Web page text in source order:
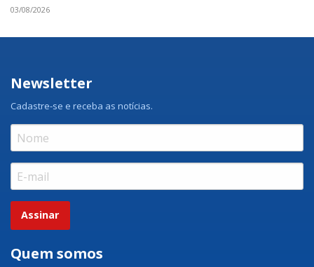
03/08/2026
Newsletter
Cadastre-se e receba as notícias.
Assinar
Quem somos